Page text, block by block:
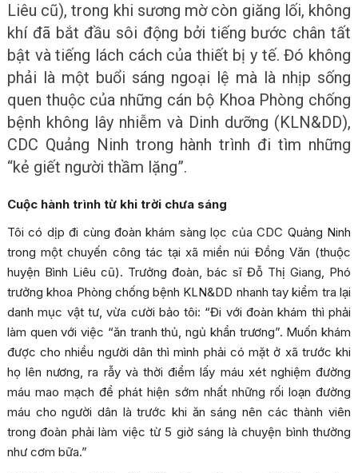
Liêu cũ), trong khi sương mờ còn giăng lối, không
khí đã bắt đầu sôi động bởi tiếng bước chân tất
bật và tiếng lách cách của thiết bị y tế. Đó không
phải là một buổi sáng ngoại lệ mà là nhịp sống
quen thuộc của những cán bộ Khoa Phòng chống
bệnh không lây nhiễm và Dinh dưỡng (KLN&DD),
CDC Quảng Ninh trong hành trình đi tìm những
“kẻ giết người thầm lặng”.
Cuộc hành trình từ khi trời chưa sáng
Tôi có dịp đi cùng đoàn khám sàng lọc của CDC Quảng Ninh
trong một chuyến công tác tại xã miền núi Đồng Văn (thuộc
huyện Bình Liêu cũ). Trưởng đoàn, bác sĩ Đỗ Thị Giang, Phó
trưởng khoa Phòng chống bệnh KLN&DD nhanh tay kiểm tra lại
danh mục vật tư, vừa cười bảo tôi: “Đi với đoàn khám thì phải
làm quen với việc “ăn tranh thủ, ngủ khẩn trương”. Muốn khám
được cho nhiều người dân thì mình phải có mặt ở xã trước khi
họ lên nương, ra rẫy và thời điểm lấy máu xét nghiệm đường
máu mao mạch để phát hiện sớm nhất những rối loạn đường
máu cho người dân là trước khi ăn sáng nên các thành viên
trong đoàn phải làm việc từ 5 giờ sáng là chuyện bình thường
như cơm bữa.”